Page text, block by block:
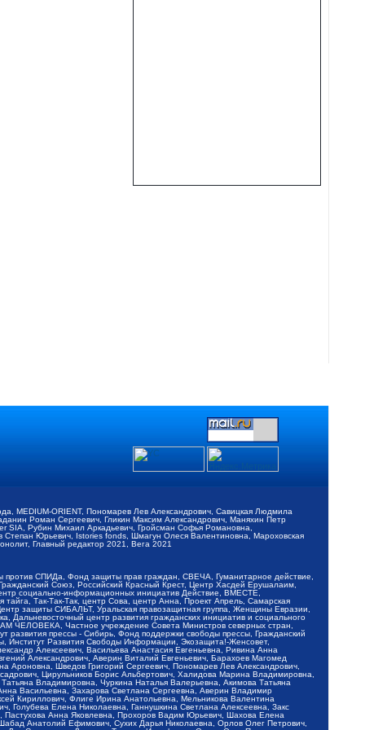
MEDIUM-ORIENT, Пономарев Лев Александрович, Савицкая Людмила
Роман Сергеевич, Гликин Максим Александрович, Маняхин Петр
Рубин Михаил Аркадьевич, Гройсман Софья Романовна,
Юрьевич, Istories fonds, Шмагун Олеся Валентиновна, Мароховская
Главный редактор 2021, Вега 2021
СПИДа, Фонд защиты прав граждан, СВЕЧА, Гуманитарное действие,
Союз, Российский Красный Крест, Центр Хасдей Ерушалаим,
социально-информационных инициатив Действие, ВМЕСТЕ,
Так-Так-Так, центр Сова, центр Анна, Проект Апрель, Самарская
защиты СИБАЛЬТ, Уральская правозащитная группа, Женщины Евразии,
Дальневосточный центр развития гражданских инициатив и социального
ЧЕЛОВЕКА, Частное учреждение Совета Министров северных стран,
прессы - Сибирь, Фонд поддержки свободы прессы, Гражданский
Институт Развития Свободы Информации, Экозащита!-Женсовет,
Алексеевич, Васильева Анастасия Евгеньевна, Ривина Анна
Александрович, Аверин Виталий Евгеньевич, Барахоев Магомед
Шведов Григорий Сергеевич, Пономарев Лев Александрович,
Цирульников Борис Альбертович, Халидова Марина Владимировна,
Владимировна, Чуркина Наталья Валерьевна, Акимова Татьяна
Васильевна, Захарова Светлана Сергеевна, Аверин Владимир
Кириллович, Флиге Ирина Анатольевна, Мельникова Валентина
Елена Николаевна, Ганнушкина Светлана Алексеевна, Закс
Анна Яковлевна, Прохоров Вадим Юрьевич, Шахова Елена
Анатолий Ефимович, Сухих Дарья Николаевна, Орлов Олег Петрович,